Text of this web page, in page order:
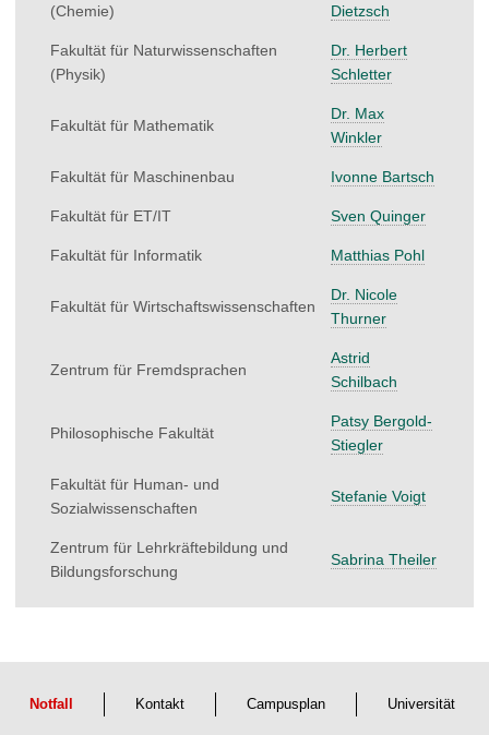
(Chemie)
Dietzsch
Fakultät für Naturwissenschaften
(Physik)
Dr. Herbert
Schletter
Fakultät für Mathematik
Dr. Max
Winkler
Fakultät für Maschinenbau Ivonne Bartsch
Fakultät für ET/IT Sven Quinger
Fakultät für Informatik Matthias Pohl
Fakultät für Wirtschaftswissenschaften
Dr. Nicole
Thurner
Zentrum für Fremdsprachen
Astrid
Schilbach
Philosophische Fakultät
Patsy Bergold-
Stiegler
Fakultät für Human- und
Sozialwissenschaften
Stefanie Voigt
Zentrum für Lehrkräftebildung und
Bildungsforschung
Sabrina Theiler
Notfall Kontakt Campusplan Universität